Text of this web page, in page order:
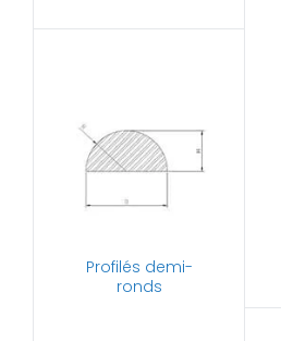
Profilés demi-
ronds